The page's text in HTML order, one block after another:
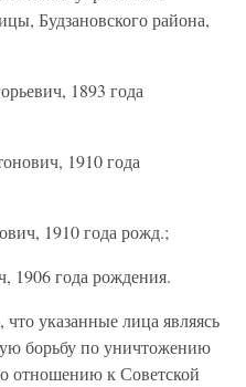
Будзановского района,
1893 года
1910 года
1910 года рожд.;
года рождения.
указанные лица являясь
борьбу по уничтожению
отношению к Советской